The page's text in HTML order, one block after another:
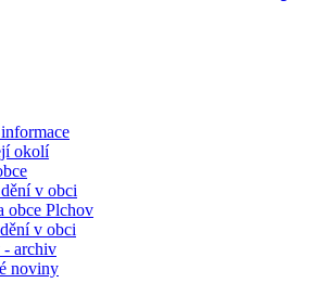
okolí
v obci
obce Plchov
v obci
archiv
noviny